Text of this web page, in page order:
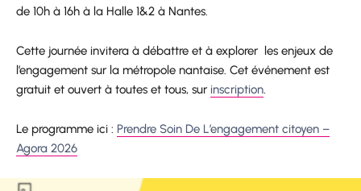
de 10h à 16h à la Halle 1&2 à Nantes.
Cette journée invitera à débattre et à explorer les enjeux de
l’engagement sur la métropole nantaise. Cet événement est
gratuit et ouvert à toutes et tous, sur inscription.
Le programme ici : Prendre Soin De L’engagement citoyen –
Agora 2026